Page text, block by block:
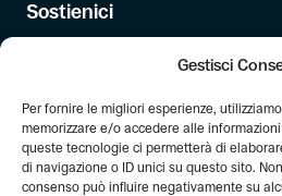
Gestisci
Per fornire le migliori esperienze,
memorizzare e/o accedere alle
queste tecnologie ci permetterà di
di navigazione o ID unici su questo sito.
consenso può influire negativamente su
Sostienici
Dona il 5 per mille
Newsletter